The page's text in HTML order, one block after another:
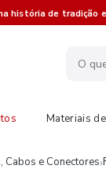
história de tradição
Materiais
Cabos e Conectores›